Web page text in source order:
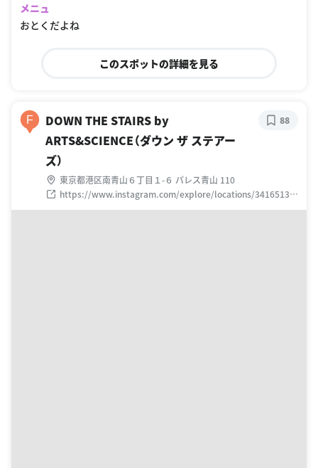
メニュ
おとくだよね
このスポットの詳細を見る
F
DOWN THE STAIRS by
ARTS&SCIENCE（ダウン ザ ステアー
ズ）
東京都港区南青山６丁目１-６ パレス青山 110
https://www.instagram.com/explore/locations/34165139/
down-the-stairs-by-artscience-6-1-6/
88